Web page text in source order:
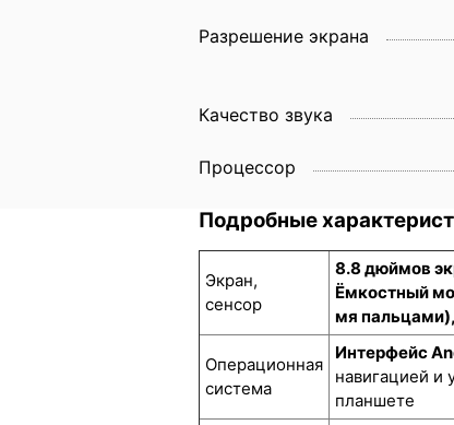
Разрешение экрана
Качество звука
Процессор
Подробные
Экран,
сенсор
8.8 дюймов
Ёмкостный
мя
Операционная
система
Интерфейс
навигацией и
планшете